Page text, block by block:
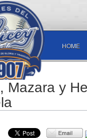
HOME
Mazara y